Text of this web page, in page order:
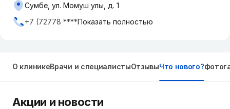
Сумбе, ул. Момуш улы, д. 1
+7 (72778 ****Показать полностью
О клиникеВрачи и специалистыОтзывыЧто нового?
Акции и новости